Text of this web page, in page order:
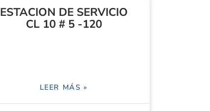
ESTACION DE SERVICIO
CL 10 # 5 -120
LEER MÁS »